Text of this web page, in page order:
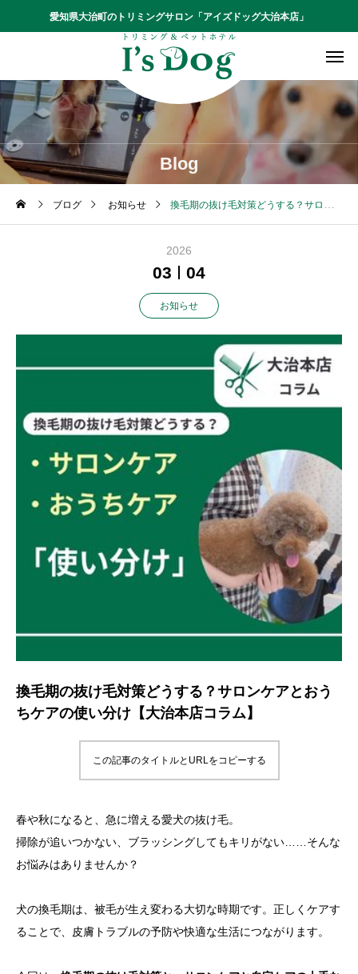
愛知県大治町のトリミングサロン「アイズドッグ大治本店」
Blog
ブログ お知らせ 換毛期の抜け毛対策どうする？サロンケアとおうちケアの使い分け【大治本店コラム】
2026
03 04
お知らせ
換毛期の抜け毛対策どうする？サロンケアとおう
ちケアの使い分け【大治本店コラム】
この記事のタイトルとURLをコピーする
春や秋になると、急に増える愛犬の抜け毛。
掃除が追いつかない、ブラッシングしてもキリがない……そんな
お悩みはありませんか？
犬の換毛期は、被毛が生え変わる大切な時期です。正しくケアす
ることで、皮膚トラブルの予防や快適な生活につながります。